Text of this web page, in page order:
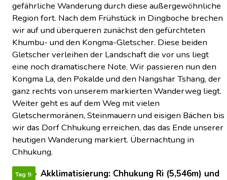
gefährliche Wanderung durch diese außergewöhnliche
Region fort. Nach dem Frühstück in Dingboche brechen
wir auf und überqueren zunächst den gefürchteten
Khumbu- und den Kongma-Gletscher. Diese beiden
Gletscher verleihen der Landschaft die vor uns liegt
eine noch dramatischere Note. Wir passieren nun den
Kongma La, den Pokalde und den Nangshar Tshang, der
ganz rechts von unserem markierten Wanderweg liegt.
Weiter geht es auf dem Weg mit vielen
Gletschermoränen, Steinmauern und eisigen Bächen bis
wir das Dorf Chhukung erreichen, das das Ende unserer
heutigen Wanderung markiert. Übernachtung in
Chhukung.
Tag 9:
Akklimatisierung: Chhukung Ri (5,546m) und